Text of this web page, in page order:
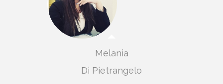
Melania
Di Pietrangelo